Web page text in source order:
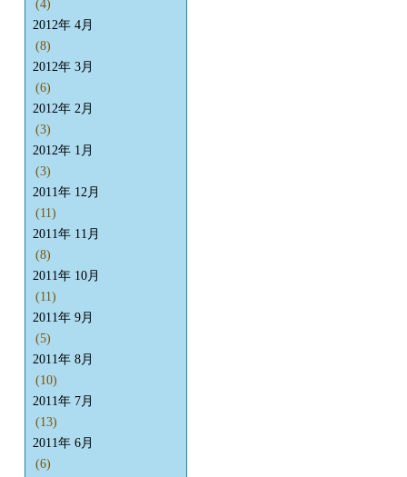
(4)
2012年 4月
(8)
2012年 3月
(6)
2012年 2月
(3)
2012年 1月
(3)
2011年 12月
(11)
2011年 11月
(8)
2011年 10月
(11)
2011年 9月
(5)
2011年 8月
(10)
2011年 7月
(13)
2011年 6月
(6)